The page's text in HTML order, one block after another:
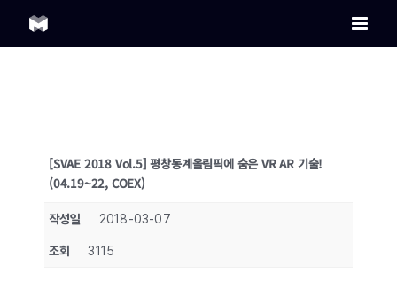
content
[SVAE 2018 Vol.5] 평창동계올림픽에 숨은 VR AR 기술!
(04.19~22, COEX)
작성일 2018-03-07
조회 3115